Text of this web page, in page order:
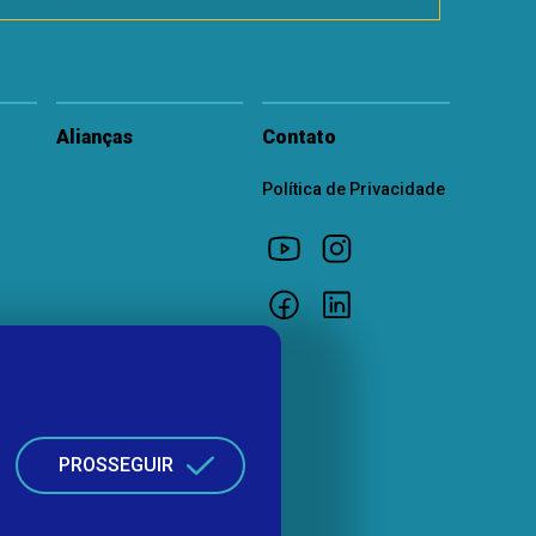
Alianças Contato
Política de Privacidade
PROSSEGUIR